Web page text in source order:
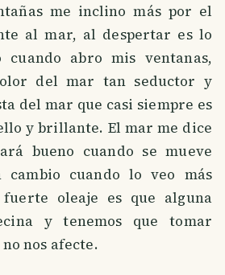
me inclino más por el
al mar, al despertar es lo
abro mis ventanas,
del mar tan seductor y
del mar que casi siempre es
y brillante. El mar me dice
bueno cuando se mueve
cambio cuando lo veo más
oleaje es que alguna
y tenemos que tomar
nos afecte.